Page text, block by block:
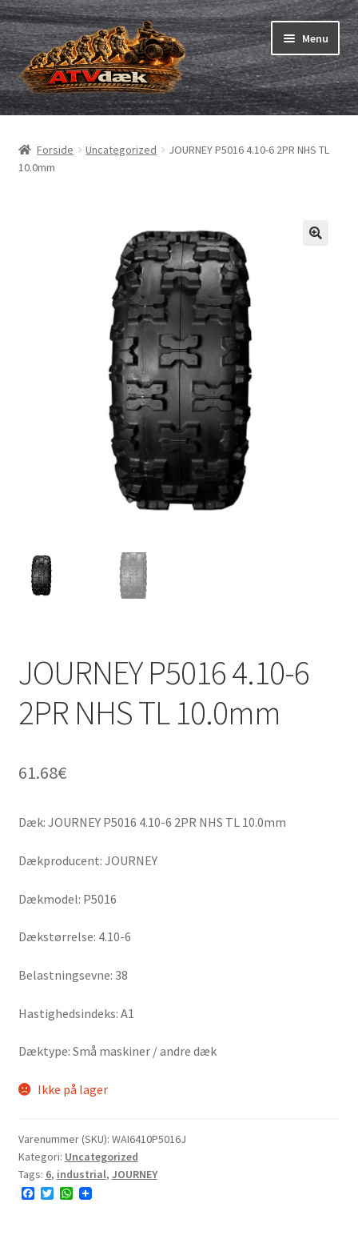
Spring
til
navigation
Spring
til
indhold
Menu
ATV-dæk
Udfold
Dækslanger
Udfold
Forside Uncategorized
JOURNEY P5016 4.10-6 2PR NHS TL
10.0mm
JOURNEY P5016 4.10-6
2PR NHS TL 10.0mm
61.68€
Dæk: JOURNEY P5016 4.10-6 2PR NHS TL 10.0mm
Dækproducent: JOURNEY
Dækmodel: P5016
Dækstørrelse: 4.10-6
Belastningsevne: 38
Hastighedsindeks: A1
Dæktype: Små maskiner / andre dæk
Ikke på lager
Varenummer (SKU): WAI6410P5016J
Kategori: Uncategorized
Tags: 6, industrial, JOURNEY
F
T
W